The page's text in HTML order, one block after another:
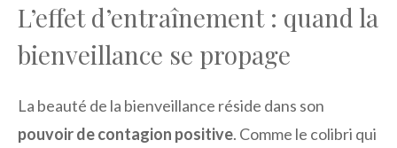
L’effet d’entraînement : quand la
bienveillance se propage
La beauté de la bienveillance réside dans son
pouvoir de contagion positive. Comme le colibri qui